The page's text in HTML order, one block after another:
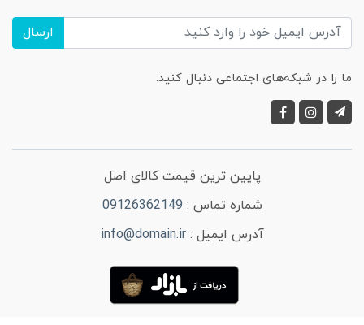
ارسال
ما را در شبکه‌های اجتماعی دنبال کنید:
پایین ترین قیمت کالای اصل
شماره تماس : 09126362149
آدرس ایمیل :info@domain.ir